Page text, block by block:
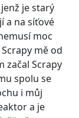
je starý
a na síťové
moc
mě od
začal Scrapy
spolu se
i můj
a je